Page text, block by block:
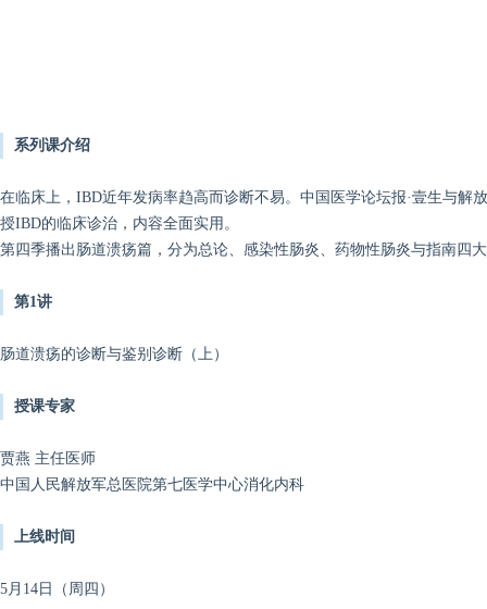
系列课介绍
在临床上，IBD近年发病率趋高而诊断不易。中国医学论坛报·壹生与
授IBD的临床诊治，内容全面实用。
第四季播出肠道溃疡篇，分为总论、感染性肠炎、药物性肠炎与指南四
第1讲
肠道溃疡的诊断与鉴别诊断（上）
授课专家
贾燕 主任医师
中国人民解放军总医院第七医学中心消化内科
上线时间
5月14日（周四）